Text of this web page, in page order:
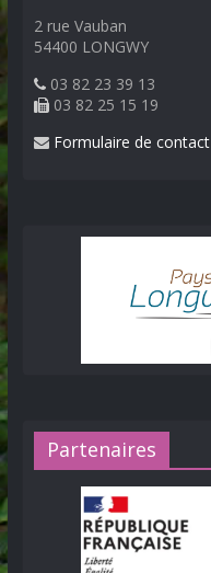
2 rue Vauban
54400 LONGWY
03 82 23 39 13
03 82 25 15 19
Formulaire de contact
Partenaires